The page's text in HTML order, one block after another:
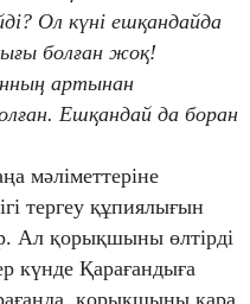
Ол күні ешқандайда
болған жоқ!
артынан
Ешқандай да боран
мәліметтеріне
тергеу құпиялығын
Ал қорықшыны өлтірді
күнде Қарағандыға